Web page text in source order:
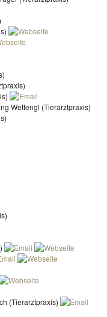
Wettengl (Tierarztpraxis)
(Tierarztpraxis)